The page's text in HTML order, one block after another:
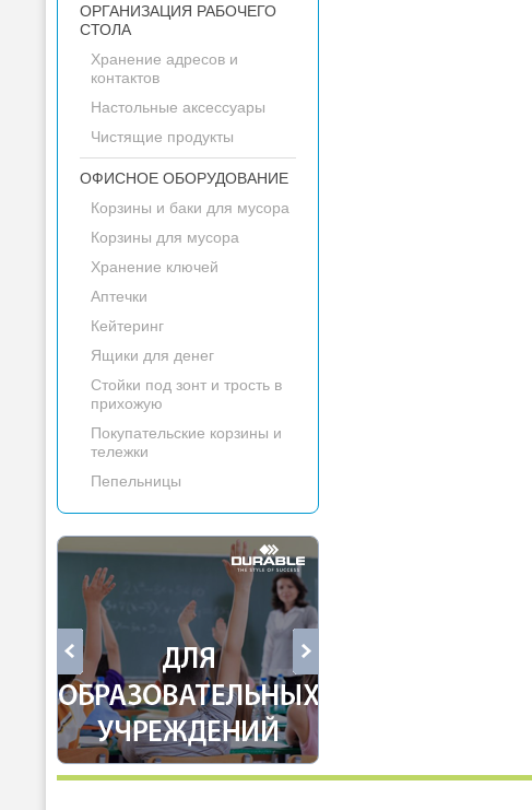
ОРГАНИЗАЦИЯ РАБОЧЕГО
СТОЛА
Хранение адресов и
контактов
Настольные аксессуары
Чистящие продукты
ОФИСНОЕ ОБОРУДОВАНИЕ
Корзины и баки для мусора
Корзины для мусора
Хранение ключей
Аптечки
Кейтеринг
Ящики для денег
Стойки под зонт и трость в
прихожую
Покупательские корзины и
тележки
Пепельницы